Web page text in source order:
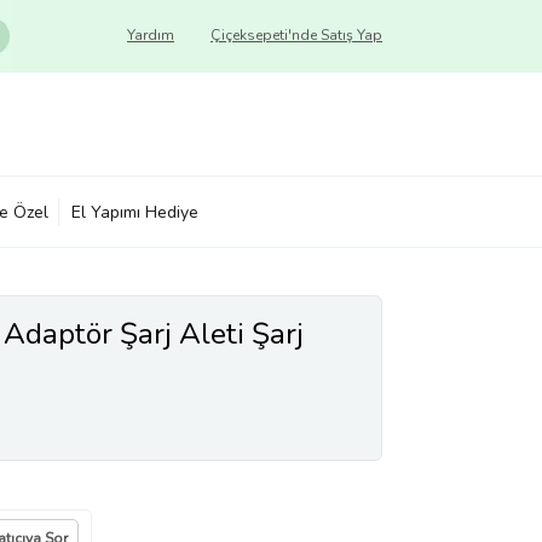
Çiçeksepeti'nde Satış Yap
Yardım
Özel El Yapımı Hediye
Şarj Aleti Şarj